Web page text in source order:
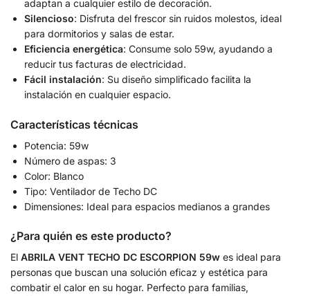
adaptan a cualquier estilo de decoración.
Silencioso: Disfruta del frescor sin ruidos molestos, ideal
para dormitorios y salas de estar.
Eficiencia energética: Consume solo 59w, ayudando a
reducir tus facturas de electricidad.
Fácil instalación: Su diseño simplificado facilita la
instalación en cualquier espacio.
Características técnicas
Potencia: 59w
Número de aspas: 3
Color: Blanco
Tipo: Ventilador de Techo DC
Dimensiones: Ideal para espacios medianos a grandes
¿Para quién es este producto?
El ABRILA VENT TECHO DC ESCORPION 59w es ideal para
personas que buscan una solución eficaz y estética para
combatir el calor en su hogar. Perfecto para familias,